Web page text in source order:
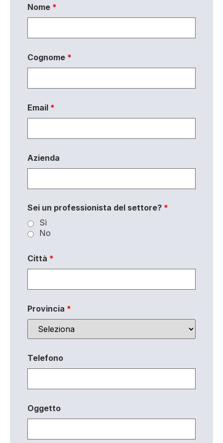
Nome *
Cognome *
Email *
Azienda
Sei un professionista del settore? *
Sì
No
Città *
Provincia *
Telefono
Oggetto